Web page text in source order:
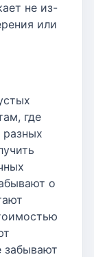
не из-
или
где
о
забывают